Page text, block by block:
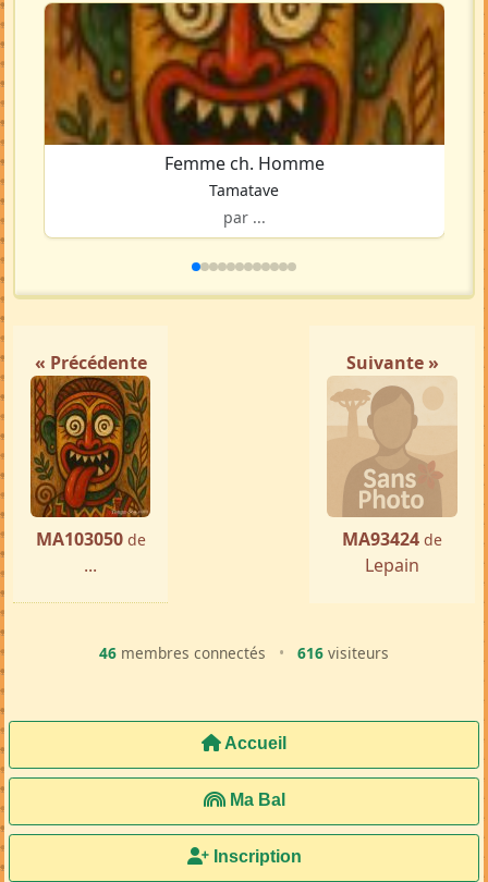
Femme ch. Homme
Tamatave
par ...
« Précédente
MA103050 de
...
Suivante »
MA93424 de
Lepain
46 membres connectés • 616 visiteurs
Accueil
Ma Bal
Inscription